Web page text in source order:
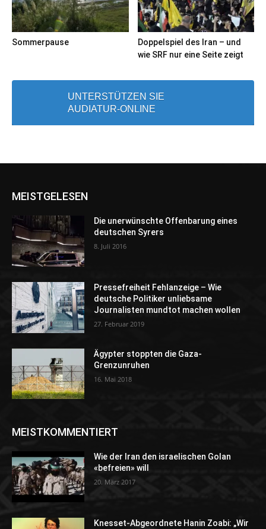
Sommerpause
Doppelspiel des Iran – und
wie SRF nur eine Seite zeigt
UNTERSTÜTZEN SIE
AUDIATUR-ONLINE
MEISTGELESEN
Die unerwünschte Offenbarung eines
deutschen Syrers
8. Juli 2016
Pressefreiheit Fehlanzeige – Wie
deutsche Politiker unliebsame
Journalisten mundtot machen wollen
27. Februar 2019
Ägypter stoppten die Gaza-
Grenzunruhen
16. Mai 2018
MEISTKOMMENTIERT
Wie der Iran den israelischen Golan
«befreien» will
20. März 2017
Knesset-Abgeordnete Hanin Zoabi: „Wir